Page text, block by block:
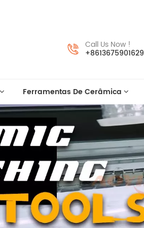
Call Us Now !
+8613675901629
Ferramentas De Cerâmica